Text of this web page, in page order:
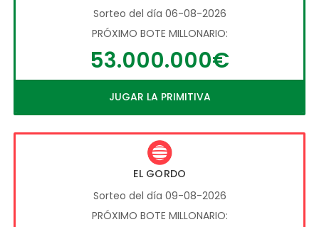
Sorteo del día 06-08-2026
PRÓXIMO BOTE MILLONARIO:
53.000.000€
JUGAR LA PRIMITIVA
EL GORDO
Sorteo del día 09-08-2026
PRÓXIMO BOTE MILLONARIO: